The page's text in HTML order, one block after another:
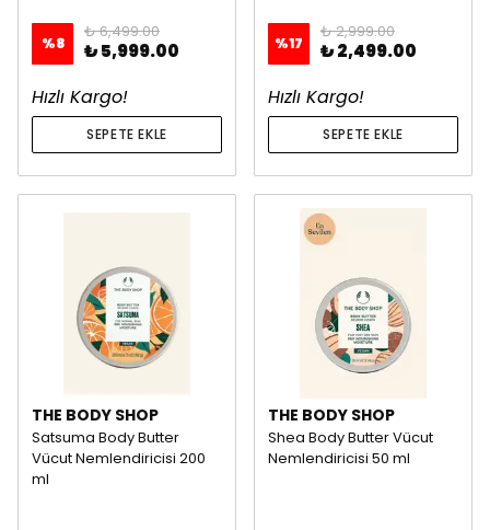
%8
₺ 6,499.00
₺ 5,999.00
Hızlı Kargo!
SEPETE EKLE
%17
₺ 2,999.00
₺ 2,499.00
Hızlı Kargo!
SEPETE EKLE
THE BODY SHOP
Satsuma Body Butter
Vücut Nemlendiricisi 200
ml
THE BODY SHOP
Shea Body Butter Vücut
Nemlendiricisi 50 ml